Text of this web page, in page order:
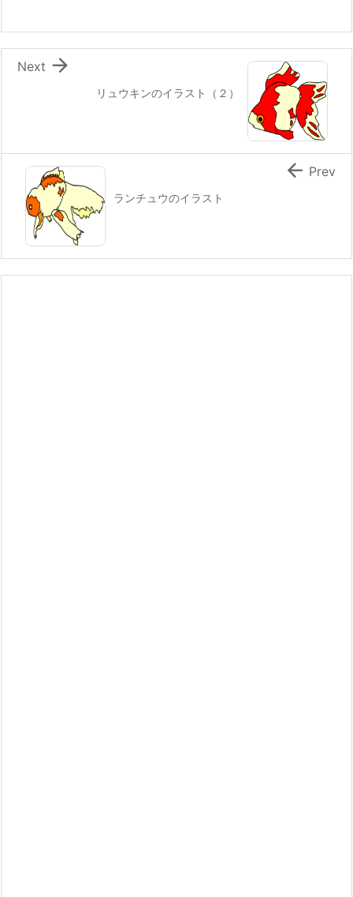
リュウキンのイラスト（２）

Next
ランチュウのイラスト
 Prev